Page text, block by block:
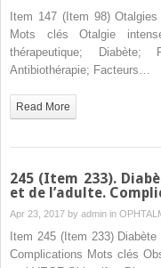
Item 147 (Item 98)
Mots clés Otalgie
thérapeutique;
Antibiothérapie; Facteurs…
Read More
245 (Item 233).
et de l’adulte.
Apr 23, 2017 by admin in
Item 245 (Item 233)
Complications Mots clés